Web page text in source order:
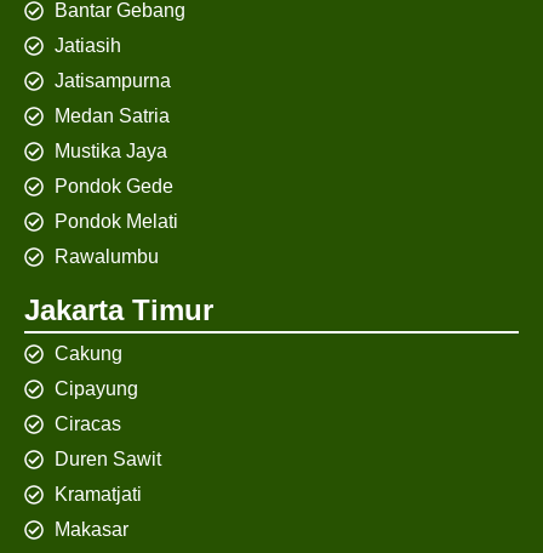
Bantar Gebang
Jatiasih
Jatisampurna
Medan Satria
Mustika Jaya
Pondok Gede
Pondok Melati
Rawalumbu
Jakarta Timur
Cakung
Cipayung
Ciracas
Duren Sawit
Kramatjati
Makasar